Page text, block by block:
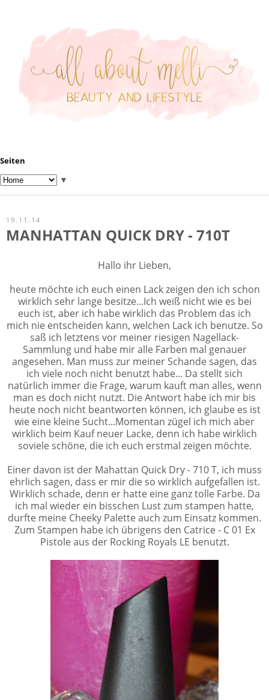
Seiten
▼
19.11.14
MANHATTAN QUICK DRY - 710T
Hallo ihr Lieben,
heute möchte ich euch einen Lack zeigen den ich schon
wirklich sehr lange besitze...Ich weiß nicht wie es bei
euch ist, aber ich habe wirklich das Problem das ich
mich nie entscheiden kann, welchen Lack ich benutze. So
saß ich letztens vor meiner riesigen Nagellack-
Sammlung und habe mir alle Farben mal genauer
angesehen. Man muss zur meiner Schande sagen, das
ich viele noch nicht benutzt habe... Da stellt sich
natürlich immer die Frage, warum kauft man alles, wenn
man es doch nicht nutzt. Die Antwort habe ich mir bis
heute noch nicht beantworten können, ich glaube es ist
wie eine kleine Sucht...Momentan zügel ich mich aber
wirklich beim Kauf neuer Lacke, denn ich habe wirklich
soviele schöne, die ich euch erstmal zeigen möchte.
Einer davon ist der Mahattan Quick Dry - 710 T, ich muss
ehrlich sagen, dass er mir die so wirklich aufgefallen ist.
Wirklich schade, denn er hatte eine ganz tolle Farbe. Da
ich mal wieder ein bisschen Lust zum stampen hatte,
durfte meine Cheeky Palette auch zum Einsatz kommen.
Zum Stampen habe ich übrigens den Catrice - C 01 Ex
Pistole aus der Rocking Royals LE benutzt.